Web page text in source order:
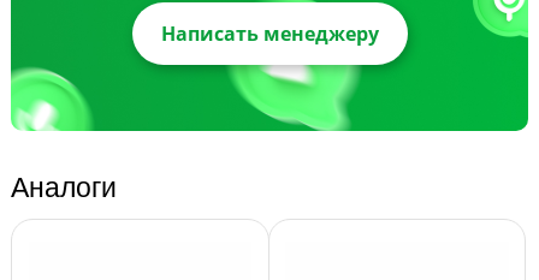
Написать менеджеру
Аналоги